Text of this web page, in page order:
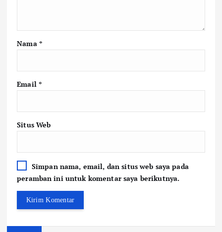
Nama *
Email *
Situs Web
Simpan nama, email, dan situs web saya pada
peramban ini untuk komentar saya berikutnya.